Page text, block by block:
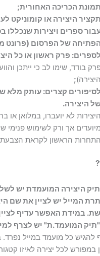
תמונת הכריכה האחורית;
תקציר היצירהאו קומוניקט
ספרים ויצירות
הפתיחה של הפרסום (פרונט
לספרים: פרק ראשון או כל
בודד, שימו לב כי ייתכן
היצירה);
לסיפורים קצרים: עותק מלא
היצירה.
היצירות לא יועברו, במלואן או
מיועדים אך ורק לשימוש
התחרות הראשון לקראת
היצירה המועמדת יש
המייל יש לציין את שם
במידת האפשר עדיף
המועמד.ת" יש לצרף
להגיש כל מועמד במייל
במפורש לכל יצירה לאיזו